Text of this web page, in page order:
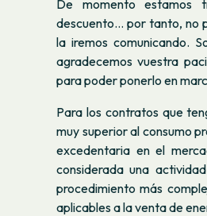
De momento estamos
descuento… por tanto, no
la iremos comunicando.
agradecemos vuestra
para poder ponerlo en
Para los contratos que
muy superior al consumo
excedentaria en el
considerada una
procedimiento más
aplicables a la venta de